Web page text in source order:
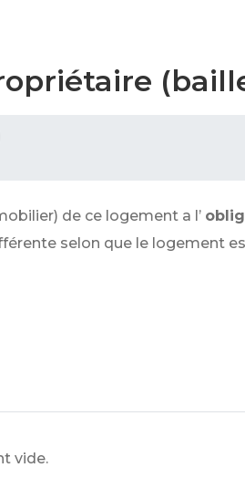
de ce logement a l’
selon que le logement
vide.